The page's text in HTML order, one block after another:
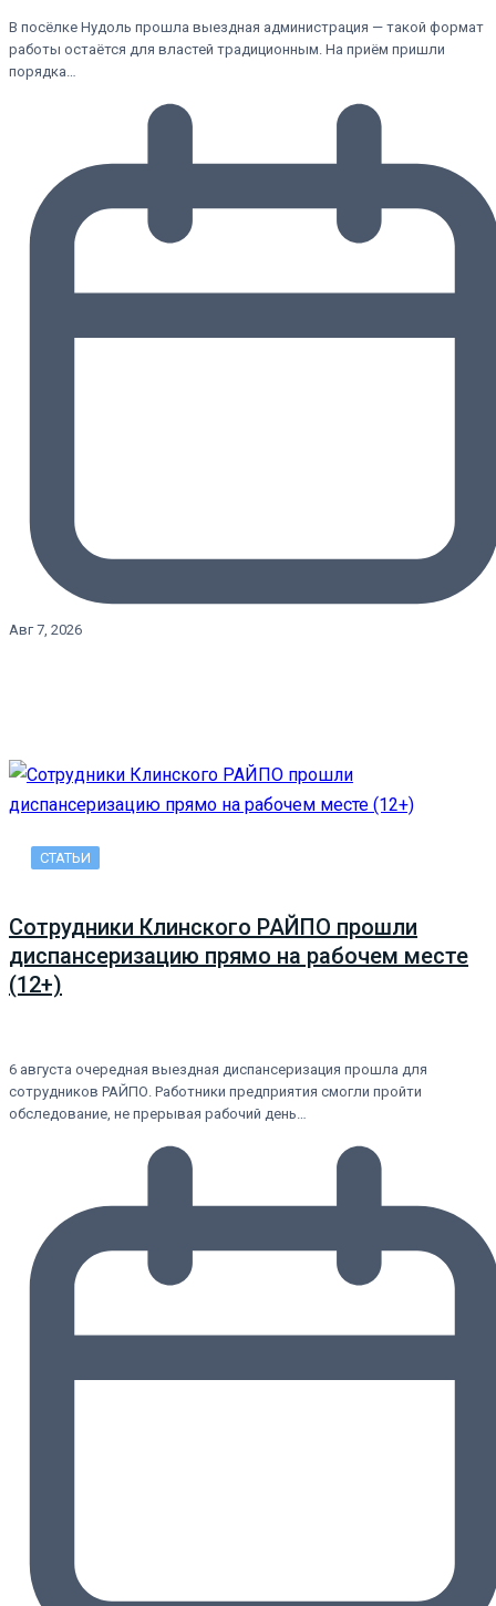
В посёлке Нудоль прошла выездная администрация — такой формат
работы остаётся для властей традиционным. На приём пришли
порядка…
Авг 7, 2026
СТАТЬИ
Сотрудники Клинского РАЙПО прошли
диспансеризацию прямо на рабочем месте
(12+)
6 августа очередная выездная диспансеризация прошла для
сотрудников РАЙПО. Работники предприятия смогли пройти
обследование, не прерывая рабочий день…